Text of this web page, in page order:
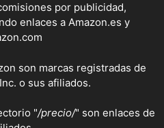
por publicidad,
enlaces a Amazon.es y
son marcas registradas de
o sus afiliados.
"/precio/" son enlaces de